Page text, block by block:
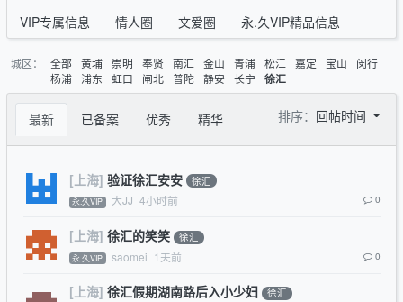
VIP专属信息
情人圈 文爱圈 永.久VIP精品信息
城区： 全部 黄埔 崇明 奉贤 南汇 金山 青浦 松江 嘉定 宝山
闵行
杨浦 浦东 虹口 闸北 普陀 静安 长宁 徐汇
最新 已备案 优秀 精华 排序： 回帖时间
[上海] 验证徐汇安安 徐汇
永.久VIP 大JJ 4小时前 0
[上海] 徐汇的笑笑 徐汇
永.久VIP saomei 1天前 0
[上海] 徐汇假期湖南路后入小少妇 徐汇